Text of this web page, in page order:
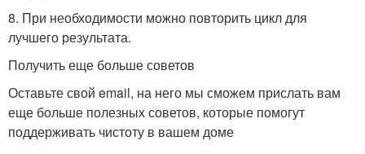
8. При необходимости можно повторить цикл для
лучшего результата.
Получить еще больше советов
Оставьте свой email, на него мы сможем прислать вам
еще больше полезных советов, которые помогут
поддерживать чистоту в вашем доме